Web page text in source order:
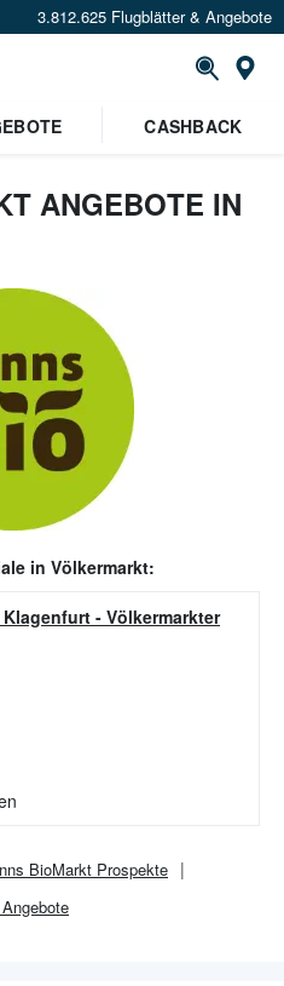
3.812.625 Flugblätter & Angebote
CASHBACK
ANGEBOTE IN
in Völkermarkt:
Klagenfurt- Völkermarkter
BioMarkt Prospekte
Angebote